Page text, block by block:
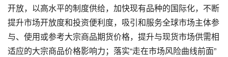
开放，以高水平的制度供给，加快现有品种的国际化，不断
提升市场开放度和投资便利度，吸引和服务全球市场主体参
与、使用或参考大宗商品期货价格，提升与现货市场供需相
适应的大宗商品价格影响力；落实“走在市场风险曲线前面”